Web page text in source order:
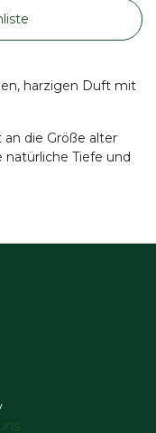
harzigen Duft mit
die Größe alter
natürliche Tiefe und